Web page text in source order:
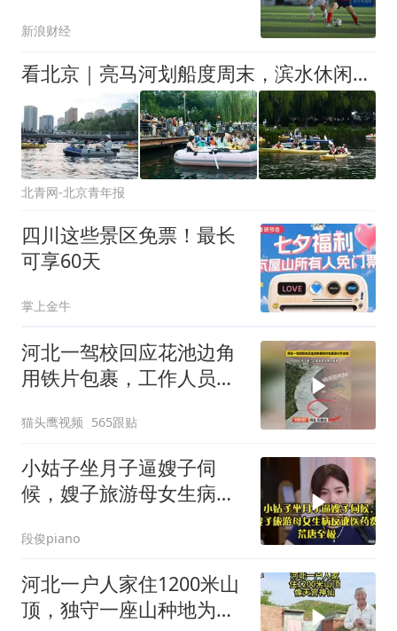
新浪财经
看北京｜亮马河划船度周末，滨水休闲乐享夏日
北青网-北京青年报
四川这些景区免票！最长
可享60天
掌上金牛
河北一驾校回应花池边角
用铁片包裹，工作人员：
猫头鹰视频 565跟贴
小姑子坐月子逼嫂子伺
候，嫂子旅游母女生病反
段俊piano
河北一户人家住1200米山
顶，独守一座山种地为